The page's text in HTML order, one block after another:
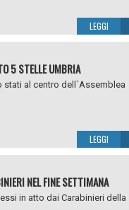
LEGGI
5 STELLE UMBRIA
al centro dell`Assemblea
LEGGI
NEL FINE SETTIMANA
in atto dai Carabinieri della